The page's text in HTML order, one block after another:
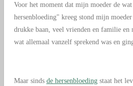
Voor het moment dat mijn moeder de
hersenbloeding" kreeg stond mijn
drukke baan, veel vrienden en familie
wat allemaal vanzelf sprekend was en
Maar sinds de hersenbloedingstaat het